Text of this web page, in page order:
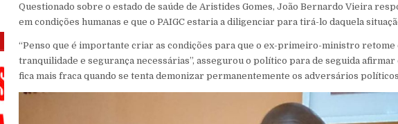
Questionado sobre o estado de saúde de Aristides Gomes, João Bernardo Vieira
em condições humanas e que o PAIGC estaria a diligenciar para tirá-lo daquela
“Penso que é importante criar as condições para que o ex-primeiro-ministro retome
tranquilidade e segurança necessárias”, assegurou o político para de seguida afirmar
fica mais fraca quando se tenta demonizar permanentemente os adversários